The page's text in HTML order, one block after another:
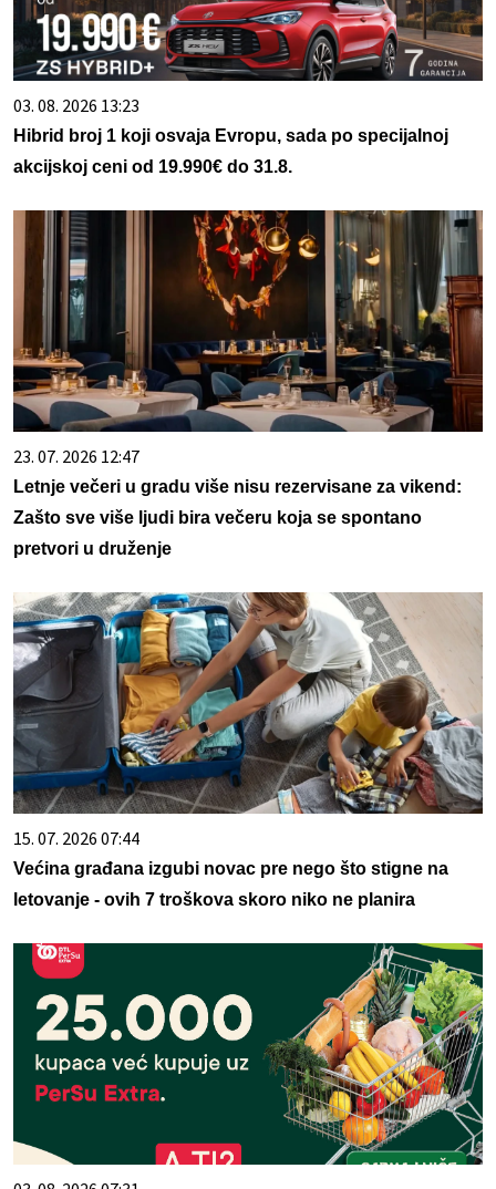
03. 08. 2026 13:23
Hibrid broj 1 koji osvaja Evropu, sada po specijalnoj
akcijskoj ceni od 19.990€ do 31.8.
23. 07. 2026 12:47
Letnje večeri u gradu više nisu rezervisane za vikend:
Zašto sve više ljudi bira večeru koja se spontano
pretvori u druženje
15. 07. 2026 07:44
Većina građana izgubi novac pre nego što stigne na
letovanje - ovih 7 troškova skoro niko ne planira